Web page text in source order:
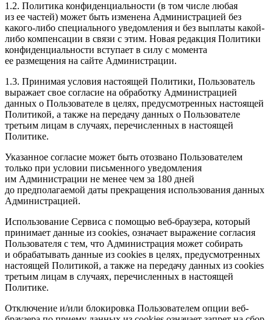
1.2. Политика конфиденциальности (в том числе любая
из ее частей) может быть изменена Администрацией без
какого-либо специального уведомления и без выплаты какой-
либо компенсации в связи с этим. Новая редакция Политики
конфиденциальности вступает в силу с момента
ее размещения на сайте Администрации.
1.3. Принимая условия настоящей Политики, Пользователь
выражает свое согласие на обработку Администрацией
данных о Пользователе в целях, предусмотренных настоящей
Политикой, а также на передачу данных о Пользователе
третьим лицам в случаях, перечисленных в настоящей
Политике.
Указанное согласие может быть отозвано Пользователем
только при условии письменного уведомления
им Администрации не менее чем за 180 дней
до предполагаемой даты прекращения использования данных
Администрацией.
Использование Сервиса с помощью веб-браузера, который
принимает данные из cookies, означает выражение согласия
Пользователя с тем, что Администрация может собирать
и обрабатывать данные из cookies в целях, предусмотренных
настоящей Политикой, а также на передачу данных из cookies
третьим лицам в случаях, перечисленных в настоящей
Политике.
Отключение и/или блокировка Пользователем опции веб-